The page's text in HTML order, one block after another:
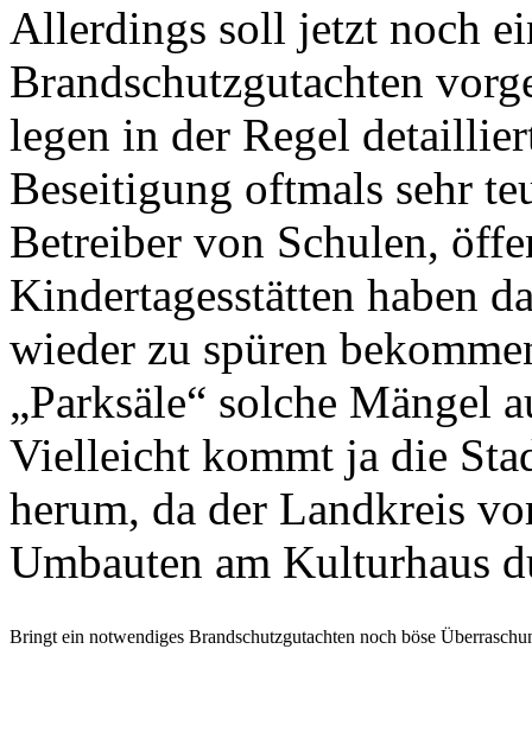
Allerdings soll jetzt noch
Brandschutzgutachten
legen in der Regel
Beseitigung oftmals sehr
Betreiber von Schulen,
Kindertagesstätten haben
wieder zu spüren
„Parksäle“ solche Mängel
Vielleicht kommt ja die
herum, da der Landkreis
Umbauten am Kulturhaus
Bringt ein notwendiges Brandschutzgutachten noch böse